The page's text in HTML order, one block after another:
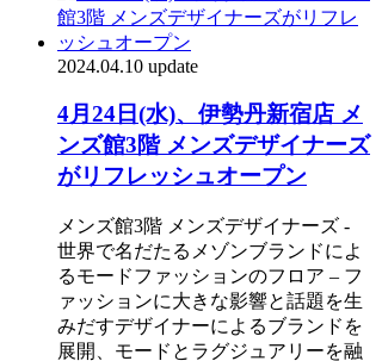
2024.04.10 update
4月24日(水)、伊勢丹新宿店 メ
ンズ館3階 メンズデザイナーズ
がリフレッシュオープン
メンズ館3階 メンズデザイナーズ -
世界で名だたるメゾンブランドによ
るモードファッションのフロア – フ
ァッションに大きな影響と話題を生
みだすデザイナーによるブランドを
展開、モードとラグジュアリーを融